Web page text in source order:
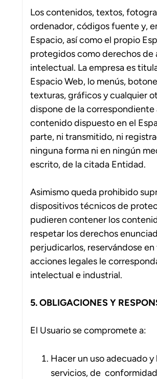
Los contenidos, textos,
ordenador, códigos fuente y,
Espacio, así como el propio
protegidos como derechos de
intelectual. La empresa es
Espacio Web, lo menús,
texturas, gráficos y cualquier
dispone de la
contenido dispuesto en el
parte, ni transmitido, ni
ninguna forma ni en ningún
escrito, de la citada Entidad.
Asimismo queda prohibido
dispositivos técnicos de
pudieren contener los
respetar los derechos
perjudicarlos, reservándose
acciones legales le
intelectual e industrial.
5. OBLIGACIONES Y
El Usuario se compromete a:
Hacer un uso adecuado
servicios, de